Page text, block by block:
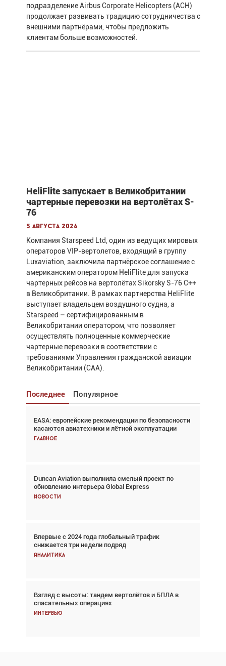
подразделение Airbus Corporate Helicopters (ACH)
продолжает развивать традицию сотрудничества с
внешними партнёрами, чтобы предложить
клиентам больше возможностей.
HeliFlite запускает в Великобритании
чартерные перевозки на вертолётах S-
76
5 августа 2026
Компания Starspeed Ltd, один из ведущих мировых
операторов VIP-вертолетов, входящий в группу
Luxaviation, заключила партнёрское соглашение с
американским оператором HeliFlite для запуска
чартерных рейсов на вертолётах Sikorsky S-76 C++
в Великобритании. В рамках партнерства HeliFlite
выступает владельцем воздушного судна, а
Starspeed – сертифицированным в
Великобритании оператором, что позволяет
осуществлять полноценные коммерческие
чартерные перевозки в соответствии с
требованиями Управления гражданской авиации
Великобритании (CAA).
Последнее Популярное
EASA: европейские рекомендации по безопасности
касаются авиатехники и лётной эксплуатации
Главное
Duncan Aviation выполнила смелый проект по
обновлению интерьера Global Express
Новости
Впервые с 2024 года глобальный трафик
снижается три недели подряд
Аналитика
Взгляд с высоты: тандем вертолётов и БПЛА в
спасательных операциях
Интервью
Взгляд с высоты: тандем вертолётов и БПЛА в
спасательных операциях
Главное
Авиационный фотограф Дэйв Кох: «Фотография
говорит сама за себя... а ИИ всё портит»
Новости
Впервые с 2024 года глобальный трафик
снижается три недели подряд
Аналитика
Частный самолёт – это актив. Подходите к
покупке соответствующим образом
Интервью